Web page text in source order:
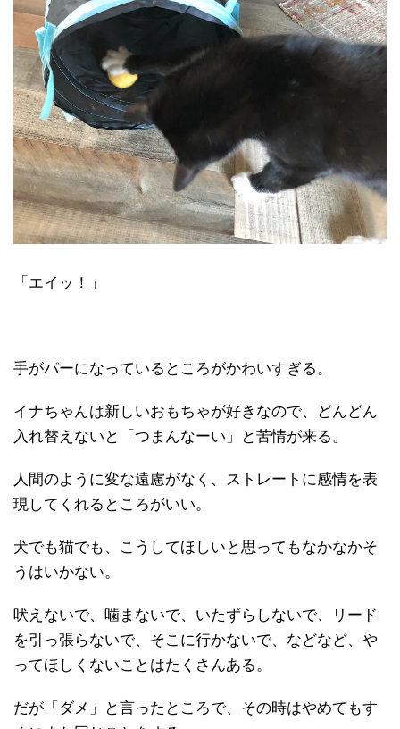
「エイッ！」
手がパーになっているところがかわいすぎる。
イナちゃんは新しいおもちゃが好きなので、どんどん
入れ替えないと「つまんなーい」と苦情が来る。
人間のように変な遠慮がなく、ストレートに感情を表
現してくれるところがいい。
犬でも猫でも、こうしてほしいと思ってもなかなかそ
うはいかない。
吠えないで、噛まないで、いたずらしないで、リード
を引っ張らないで、そこに行かないで、などなど、や
ってほしくないことはたくさんある。
だが「ダメ」と言ったところで、その時はやめてもす